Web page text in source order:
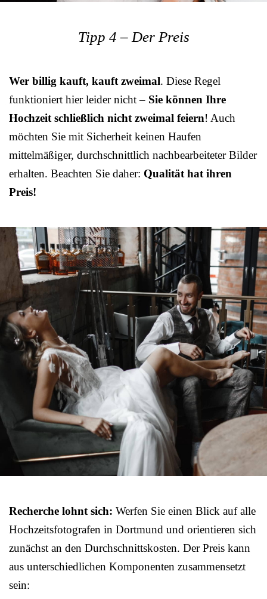
Tipp 4 – Der Preis
Wer billig kauft, kauft zweimal. Diese Regel
funktioniert hier leider nicht – Sie können Ihre
Hochzeit schließlich nicht zweimal feiern! Auch
möchten Sie mit Sicherheit keinen Haufen
mittelmäßiger, durchschnittlich nachbearbeiteter Bilder
erhalten. Beachten Sie daher: Qualität hat ihren
Preis!
Recherche lohnt sich: Werfen Sie einen Blick auf alle
Hochzeitsfotografen in Dortmund und orientieren sich
zunächst an den Durchschnittskosten. Der Preis kann
aus unterschiedlichen Komponenten zusammensetzt
sein: